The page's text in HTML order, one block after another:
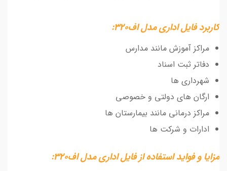
کاربرد فایل اداری مدل اف320:
مراکز آموزش مانند مدارس
دفاتر ثبت اسناد
شهرداری ها
ارگان های دولتی و خصوصی
مراکز درمانی مانند بیمارستان ها
ادارات و شرکت ها
مزایا و فواید استفاده از فایل اداری مدل اف320: